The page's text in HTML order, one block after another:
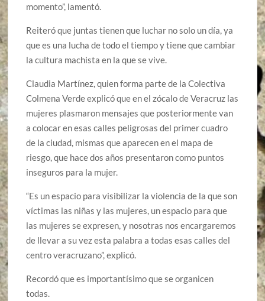
momento”, lamentó.
Reiteró que juntas tienen que luchar no solo un día, ya
que es una lucha de todo el tiempo y tiene que cambiar
la cultura machista en la que se vive.
Claudia Martínez, quien forma parte de la Colectiva
Colmena Verde explicó que en el zócalo de Veracruz las
mujeres plasmaron mensajes que posteriormente van
a colocar en esas calles peligrosas del primer cuadro
de la ciudad, mismas que aparecen en el mapa de
riesgo, que hace dos años presentaron como puntos
inseguros para la mujer.
“Es un espacio para visibilizar la violencia de la que son
víctimas las niñas y las mujeres, un espacio para que
las mujeres se expresen, y nosotras nos encargaremos
de llevar a su vez esta palabra a todas esas calles del
centro veracruzano”, explicó.
Recordó que es importantísimo que se organicen
todas.